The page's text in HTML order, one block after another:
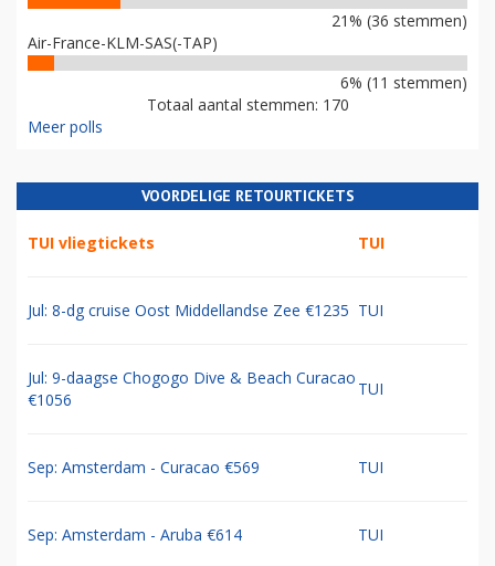
21% (36 stemmen)
Air-France-KLM-SAS(-TAP)
6% (11 stemmen)
Totaal aantal stemmen: 170
Meer polls
VOORDELIGE RETOURTICKETS
TUI vliegtickets TUI
Jul: 8-dg cruise Oost Middellandse Zee €1235 TUI
Jul: 9-daagse Chogogo Dive & Beach Curacao
€1056
TUI
Sep: Amsterdam - Curacao €569 TUI
Sep: Amsterdam - Aruba €614 TUI